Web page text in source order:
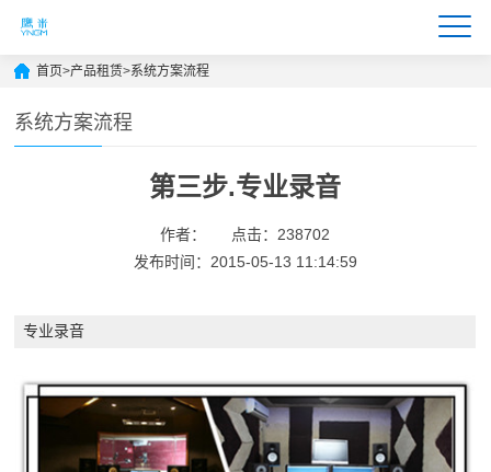
首页>产品租赁>系统方案流程
系统方案流程
第三步.专业录音
作者：
点击：238702
发布时间：2015-05-13 11:14:59
专业录音